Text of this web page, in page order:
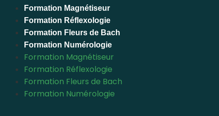
Formation Magnétiseur
Formation Réflexologie
Formation Fleurs de Bach
Formation Numérologie
Formation Magnétiseur
Formation Réflexologie
Formation Fleurs de Bach
Formation Numérologie